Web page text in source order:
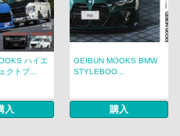
ハイエ
クトブ...
入
GEIBUN MOOKS BMW
STYLEBOO...
購入